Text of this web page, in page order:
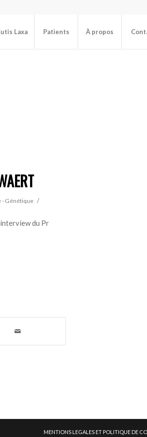
Laxa Patients À propos
- Génétique /
du Pr
MENTIONS LEGALES ET POLITIQUE DE